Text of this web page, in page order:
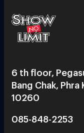
6 th floor,
Bang Chak,
10260
085-848-2253